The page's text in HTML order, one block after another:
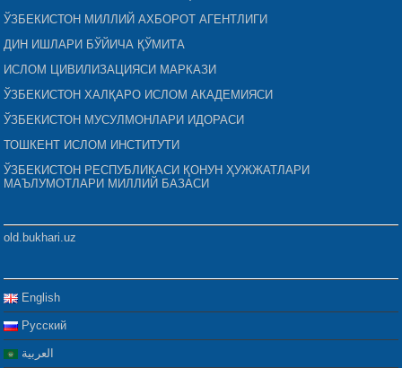
ЎЗБЕКИСТОН МИЛЛИЙ АХБОРОТ АГЕНТЛИГИ
ДИН ИШЛАРИ БЎЙИЧА ҚЎМИТА
ИСЛОМ ЦИВИЛИЗАЦИЯСИ МАРКАЗИ
ЎЗБЕКИСТОН ХАЛҚАРО ИСЛОМ АКАДЕМИЯСИ
ЎЗБЕКИСТОН МУСУЛМОНЛАРИ ИДОРАСИ
ТОШКЕНТ ИСЛОМ ИНСТИТУТИ
ЎЗБЕКИСТОН РЕСПУБЛИКАСИ ҚОНУН ҲУЖЖАТЛАРИ
МАЪЛУМОТЛАРИ МИЛЛИЙ БАЗАСИ
old.bukhari.uz
English
Русский
العربية